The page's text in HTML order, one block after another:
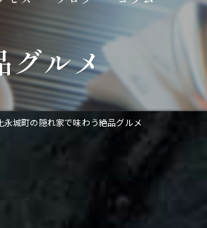
グルメ
永城町の隠れ家で味わう絶品グルメ